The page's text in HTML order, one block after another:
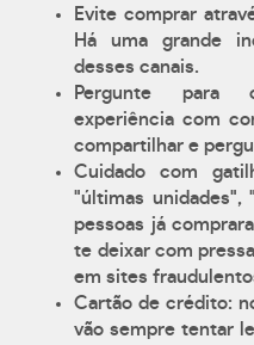
Evite comprar
Há uma grande
desses canais.
Pergunte para
experiência com
compartilhar e
Cuidado com
"últimas
pessoas já
te deixar com
em sites
Cartão de crédito:
vão sempre tentar